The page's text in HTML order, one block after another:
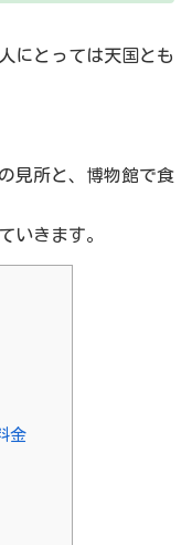
にとっては天国とも
見所と、博物館で食
いきます。
金